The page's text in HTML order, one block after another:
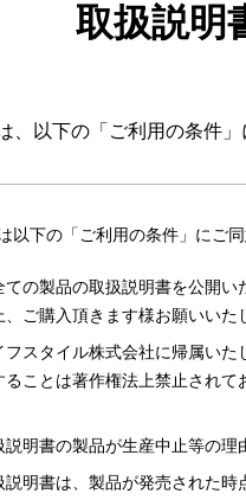
取扱説明
、以下の「ご利用の条件
以下の「ご利用の条件」にご
の製品の取扱説明書を公開
ご購入頂きます様お願いい
スタイル株式会社に帰属い
ことは著作権法上禁止され
明書の製品が生産中止等の
明書は、製品が発売された